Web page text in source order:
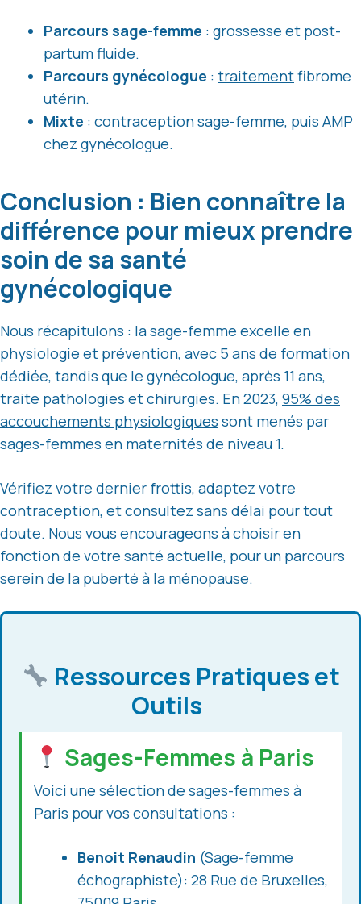
Parcours sage-femme : grossesse et post-
partum fluide.
Parcours gynécologue : traitementfibrome
utérin.
Mixte : contraception sage-femme, puis AMP
chez gynécologue.
Conclusion : Bien connaître la
différence pour mieux prendre
soin de sa santé
gynécologique
Nous récapitulons : la sage-femme excelle en
physiologie et prévention, avec 5 ans de formation
dédiée, tandis que le gynécologue, après 11 ans,
traite pathologies et chirurgies. En 2023, 95% des
accouchements physiologiques sont menés par
sages-femmes en maternités de niveau 1.
Vérifiez votre dernier frottis, adaptez votre
contraception, et consultez sans délai pour tout
doute. Nous vous encourageons à choisir en
fonction de votre santé actuelle, pour un parcours
serein de la puberté à la ménopause.
Ressources Pratiques et
Outils
Sages-Femmes à Paris
Voici une sélection de sages-femmes à
Paris pour vos consultations :
Benoit Renaudin (Sage-femme
échographiste): 28 Rue de Bruxelles,